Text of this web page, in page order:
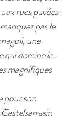
rues pavées
pas le
une
qui domine le
magnifiques
pour son